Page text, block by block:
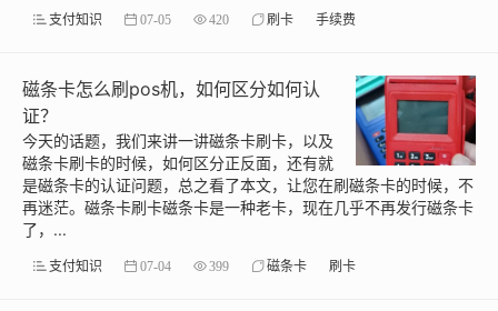
支付知识 07-05 420 刷卡 手续费
磁条卡怎么刷pos机，如何区分如何认
证？
今天的话题，我们来讲一讲磁条卡刷卡，以及
磁条卡刷卡的时候，如何区分正反面，还有就
是磁条卡的认证问题，总之看了本文，让您在刷磁条卡的时候，不
再迷茫。磁条卡刷卡磁条卡是一种老卡，现在几乎不再发行磁条卡
了，...
支付知识 07-04 399 磁条卡 刷卡